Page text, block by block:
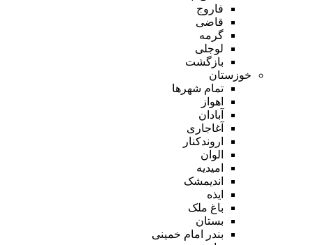
فاروج
قاضی
گرمه
لوجلی
بازگشت
خوزستان
تمام شهر‌ها
اهواز
آبادان
آغاجاری
اروندکنار
الوان
امیدیه
اندیمشک
ایذه
باغ ملک
بستان
بندر امام خمینی